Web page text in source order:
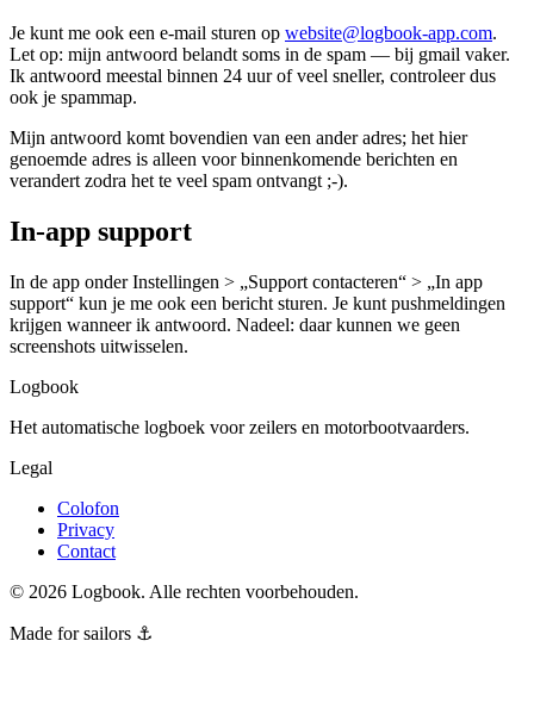
Je kunt me ook een e-mail sturen op website@logbook-app.com.
Let op: mijn antwoord belandt soms in de spam — bij gmail vaker.
Ik antwoord meestal binnen 24 uur of veel sneller, controleer dus
ook je spammap.
Mijn antwoord komt bovendien van een ander adres; het hier
genoemde adres is alleen voor binnenkomende berichten en
verandert zodra het te veel spam ontvangt ;-).
In-app support
In de app onder Instellingen > „Support contacteren“ > „In app
support“ kun je me ook een bericht sturen. Je kunt pushmeldingen
krijgen wanneer ik antwoord. Nadeel: daar kunnen we geen
screenshots uitwisselen.
Logbook
Het automatische logboek voor zeilers en motorbootvaarders.
Legal
Colofon
Privacy
Contact
© 2026 Logbook. Alle rechten voorbehouden.
Made for sailors ⚓